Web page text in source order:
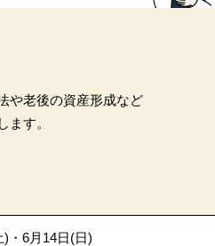
や老後の資産形成など
ます。
)・6月14日(日)